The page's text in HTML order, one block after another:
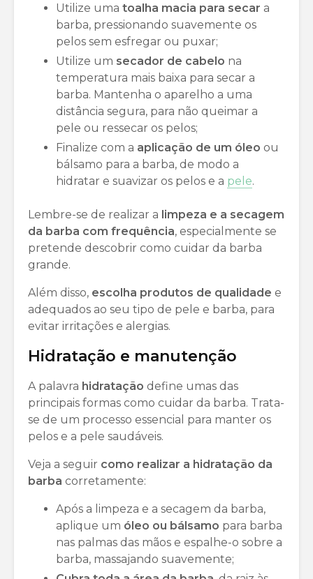
Utilize uma toalha macia para secar a
barba, pressionando suavemente os
pelos sem esfregar ou puxar;
Utilize um secador de cabelo na
temperatura mais baixa para secar a
barba. Mantenha o aparelho a uma
distância segura, para não queimar a
pele ou ressecar os pelos;
Finalize com a aplicação de um óleo ou
bálsamo para a barba, de modo a
hidratar e suavizar os pelos e a pele.
Lembre-se de realizar a limpeza e a secagem
da barba com frequência, especialmente se
pretende descobrir como cuidar da barba
grande.
Além disso, escolha produtos de qualidade e
adequados ao seu tipo de pele e barba, para
evitar irritações e alergias.
Hidratação e manutenção
A palavra hidratação define umas das
principais formas como cuidar da barba. Trata-
se de um processo essencial para manter os
pelos e a pele saudáveis.
Veja a seguir como realizar a hidratação da
barba corretamente:
Após a limpeza e a secagem da barba,
aplique um óleo ou bálsamo para barba
nas palmas das mãos e espalhe-o sobre a
barba, massajando suavemente;